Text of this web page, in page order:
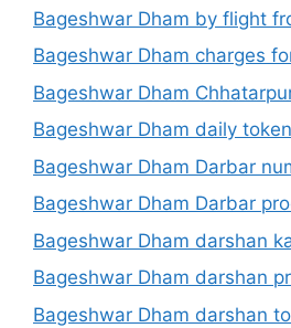
Bageshwar Dham by flight
Bageshwar Dham charges
Bageshwar Dham
Bageshwar Dham daily
Bageshwar Dham Darbar
Bageshwar Dham Darbar
Bageshwar Dham darshan
Bageshwar Dham darshan
Bageshwar Dham darshan